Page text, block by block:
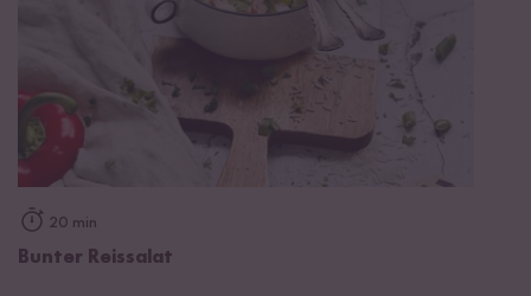
20 min
Bunter Reissalat